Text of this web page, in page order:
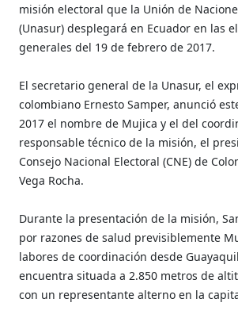
misión electoral que la Unión de
(Unasur) desplegará en Ecuador en las
generales del 19 de febrero de 2017.
El secretario general de la Unasur, el
colombiano Ernesto Samper, anunció
2017 el nombre de Mujica y el del
responsable técnico de la misión, el
Consejo Nacional Electoral (CNE) de
Vega Rocha.
Durante la presentación de la misión,
por razones de salud previsiblemente
labores de coordinación desde
encuentra situada a 2.850 metros de
con un representante alterno en la